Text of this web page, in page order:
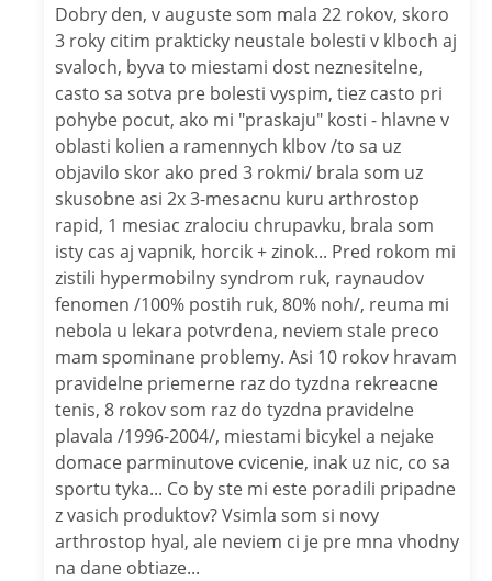
Dobry den, v auguste som mala 22 rokov, skoro
3 roky citim prakticky neustale bolesti v klboch aj
svaloch, byva to miestami dost neznesitelne,
casto sa sotva pre bolesti vyspim, tiez casto pri
pohybe pocut, ako mi "praskaju" kosti - hlavne v
oblasti kolien a ramennych klbov /to sa uz
objavilo skor ako pred 3 rokmi/ brala som uz
skusobne asi 2x 3-mesacnu kuru arthrostop
rapid, 1 mesiac zralociu chrupavku, brala som
isty cas aj vapnik, horcik + zinok... Pred rokom mi
zistili hypermobilny syndrom ruk, raynaudov
fenomen /100% postih ruk, 80% noh/, reuma mi
nebola u lekara potvrdena, neviem stale preco
mam spominane problemy. Asi 10 rokov hravam
pravidelne priemerne raz do tyzdna rekreacne
tenis, 8 rokov som raz do tyzdna pravidelne
plavala /1996-2004/, miestami bicykel a nejake
domace parminutove cvicenie, inak uz nic, co sa
sportu tyka... Co by ste mi este poradili pripadne
z vasich produktov? Vsimla som si novy
arthrostop hyal, ale neviem ci je pre mna vhodny
na dane obtiaze...